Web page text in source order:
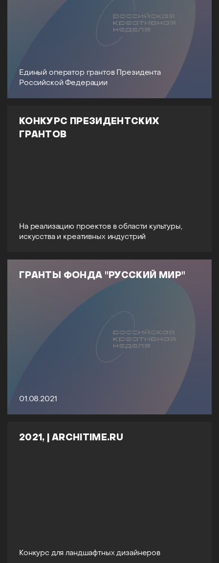
Единый оператор грантов Президента
Российской Федерации
КОНКУРС ПРЕЗИДЕНТСКИХ
ГРАНТОВ
На реализацию проектов в области культуры,
искусства и креативных индустрий
ГРАНТЫ ФОНДА "РУССКИЙ МИР"
01.08.2021
2021, | ARCHITIME.RU
Конкурс для ландшафтных дизайнеров